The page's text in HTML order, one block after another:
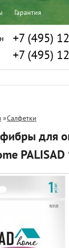
Гарантия
+7 (495)
+7 (495)
»Салфетки
для